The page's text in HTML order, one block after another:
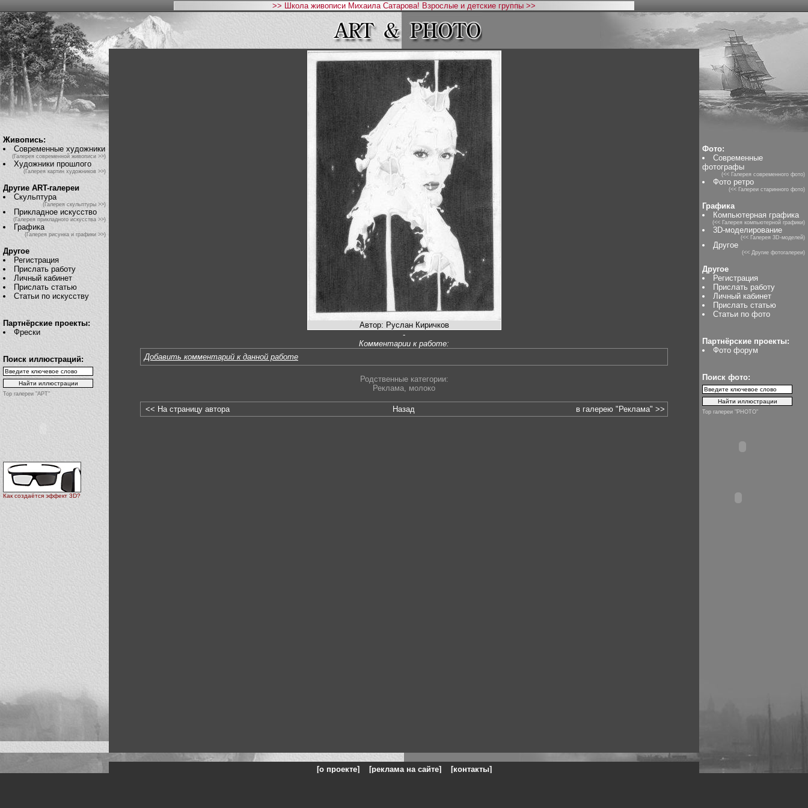
>> Школа живописи Михаила Сатарова! Взрослые и детские группы >>
Живопись:
Современные художники
(Галерея современной живописи >>)
Художники прошлого
(Галерея картин художников >>)
Другие ART-галереи
Скульптура
(Галерея скульптуры >>)
Прикладное искусство
(Галерея прикладного искусства >>)
Графика
(Галерея рисунка и графики >>)
Другое
Регистрация
Прислать работу
Личный кабинет
Прислать статью
Статьи по искусству
Партнёрские проекты:
Фрески
Поиск иллюстраций:
Top галереи "АРТ"
Как создаётся эффект 3D?
Автор: Руслан Киричков
-
Комментарии к работе:
Добавить комментарий к данной работе
Родственные категории:
Реклама, молоко
<< На страницу автора Назад в галерею "Реклама" >>
Фото:
Современные
фотографы
(<< Галерея современного фото)
Фото ретро
(<< Галереи старинного фото)
Графика
Компьютерная графика
(<< Галерея компьютерной графики)
3D-моделирование
(<< Галерея 3D-моделей)
Другое
(<< Другие фотогалереи)
Другое
Регистрация
Прислать работу
Личный кабинет
Прислать статью
Статьи по фото
Партнёрские проекты:
Фото форум
Поиск фото:
Top галереи "PHOTO"
[о проекте] [реклама на сайте] [контакты]